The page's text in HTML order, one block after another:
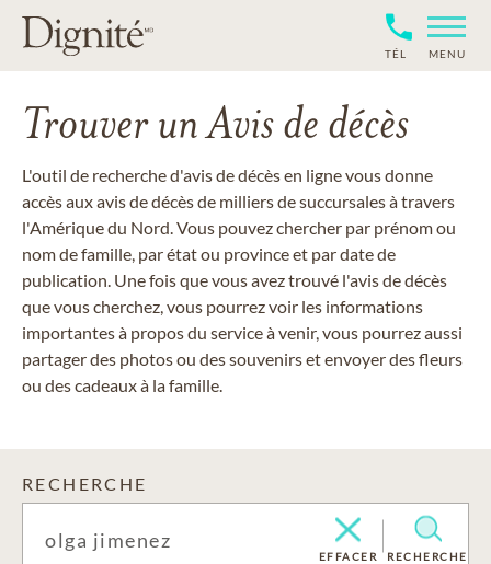
TÉL MENU
Trouver un Avis de décès
L'outil de recherche d'avis de décès en ligne vous donne
accès aux avis de décès de milliers de succursales à travers
l'Amérique du Nord. Vous pouvez chercher par prénom ou
nom de famille, par état ou province et par date de
publication. Une fois que vous avez trouvé l'avis de décès
que vous cherchez, vous pourrez voir les informations
importantes à propos du service à venir, vous pourrez aussi
partager des photos ou des souvenirs et envoyer des fleurs
ou des cadeaux à la famille.
RECHERCHE
EFFACER RECHERCHE